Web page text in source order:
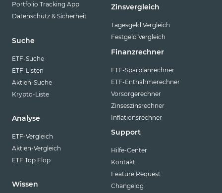
Portfolio Tracking App
Datenschutz & Sicherheit
Suche
ETF-Suche
ETF-Listen
Aktien-Suche
Krypto-Liste
Analyse
ETF-Vergleich
Aktien-Vergleich
ETF Top Flop
Wissen
Zinsvergleich
Tagesgeld Vergleich
Festgeld Vergleich
Finanzrechner
ETF-Sparplanrechner
ETF-Entnahmerechner
Vorsorgerechner
Zinseszinsrechner
Inflationsrechner
Support
Hilfe-Center
Kontakt
Feature Request
Changelog